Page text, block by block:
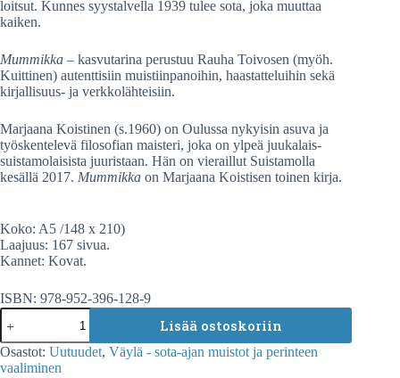
loitsut. Kunnes syystalvella 1939 tulee sota, joka muuttaa
kaiken.
Mummikka – kasvutarina perustuu Rauha Toivosen (myöh.
Kuittinen) autenttisiin muistiinpanoihin, haastatteluihin sekä
kirjallisuus- ja verkkolähteisiin.
Marjaana Koistinen (s.1960) on Oulussa nykyisin asuva ja
työskentelevä filosofian maisteri, joka on ylpeä juukalais-
suistamolaisista juuristaan. Hän on vieraillut Suistamolla
kesällä 2017. Mummikka on Marjaana Koistisen toinen kirja.
Koko: A5 /148 x 210)
Laajuus: 167 sivua.
Kannet: Kovat.
ISBN: 978-952-396-128-9
Marjaana
Koistinen:
Mummikka
-
Laatokan
Lisää ostoskoriin
Osastot: Uutuudet, Väylä - sota-ajan muistot ja perinteen
vaaliminen